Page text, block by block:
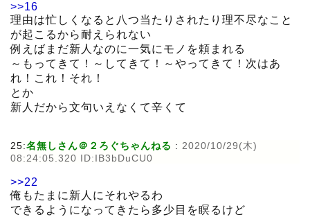
>>16
理由は忙しくなると八つ当たりされたり理不尽なこと
が起こるから耐えられない
例えばまだ新人なのに一気にモノを頼まれる
～もってきて！～してきて！～やってきて！次はあ
れ！これ！それ！
とか
新人だから文句いえなくて辛くて
25:名無しさん＠２ろぐちゃんねる : 2020/10/29(木)
08:24:05.320 ID:IB3bDuCU0
>>22
俺もたまに新人にそれやるわ
できるようになってきたら多少目を瞑るけど